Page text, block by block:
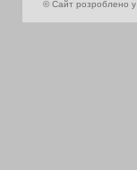
© Сайт розроблено у